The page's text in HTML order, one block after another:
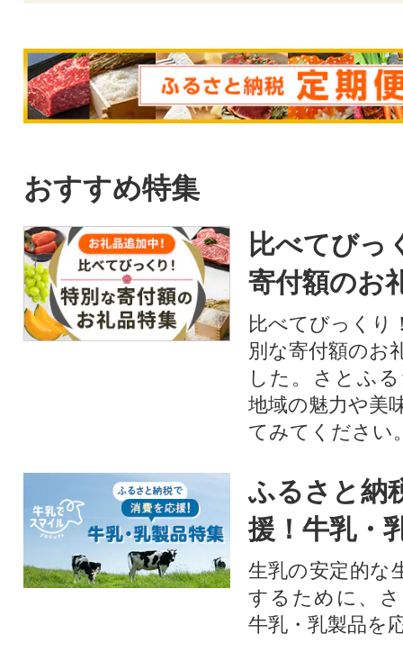
おすすめ特集
比べてびっ
寄付額のお
比べてびっくり
別な寄付額のお
した。さとふ
地域の魅力や美
てみてください
ふるさと納
援！牛乳・
生乳の安定的な
するために、
牛乳・乳製品を